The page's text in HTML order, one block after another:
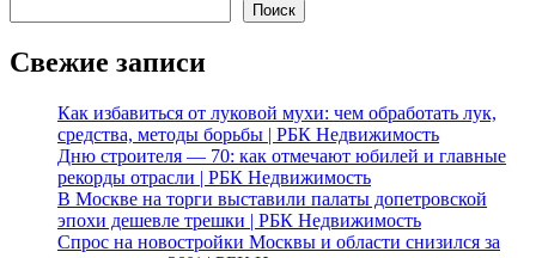
Поиск
Свежие записи
Как избавиться от луковой мухи: чем обработать лук,
средства, методы борьбы | РБК Недвижимость
Дню строителя — 70: как отмечают юбилей и главные
рекорды отрасли | РБК Недвижимость
В Москве на торги выставили палаты допетровской
эпохи дешевле трешки | РБК Недвижимость
Спрос на новостройки Москвы и области снизился за